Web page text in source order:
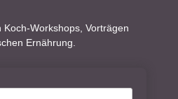
Workshops, Vorträgen
Ernährung.